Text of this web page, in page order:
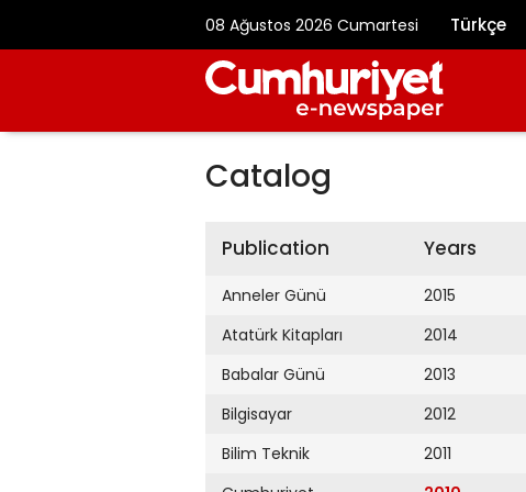
08 Ağustos 2026 Cumartesi Türkçe
Catalog
Publication
Anneler Günü
Atatürk Kitapları
Babalar Günü
Bilgisayar
Bilim Teknik
Years
2015
2014
2013
2012
2011